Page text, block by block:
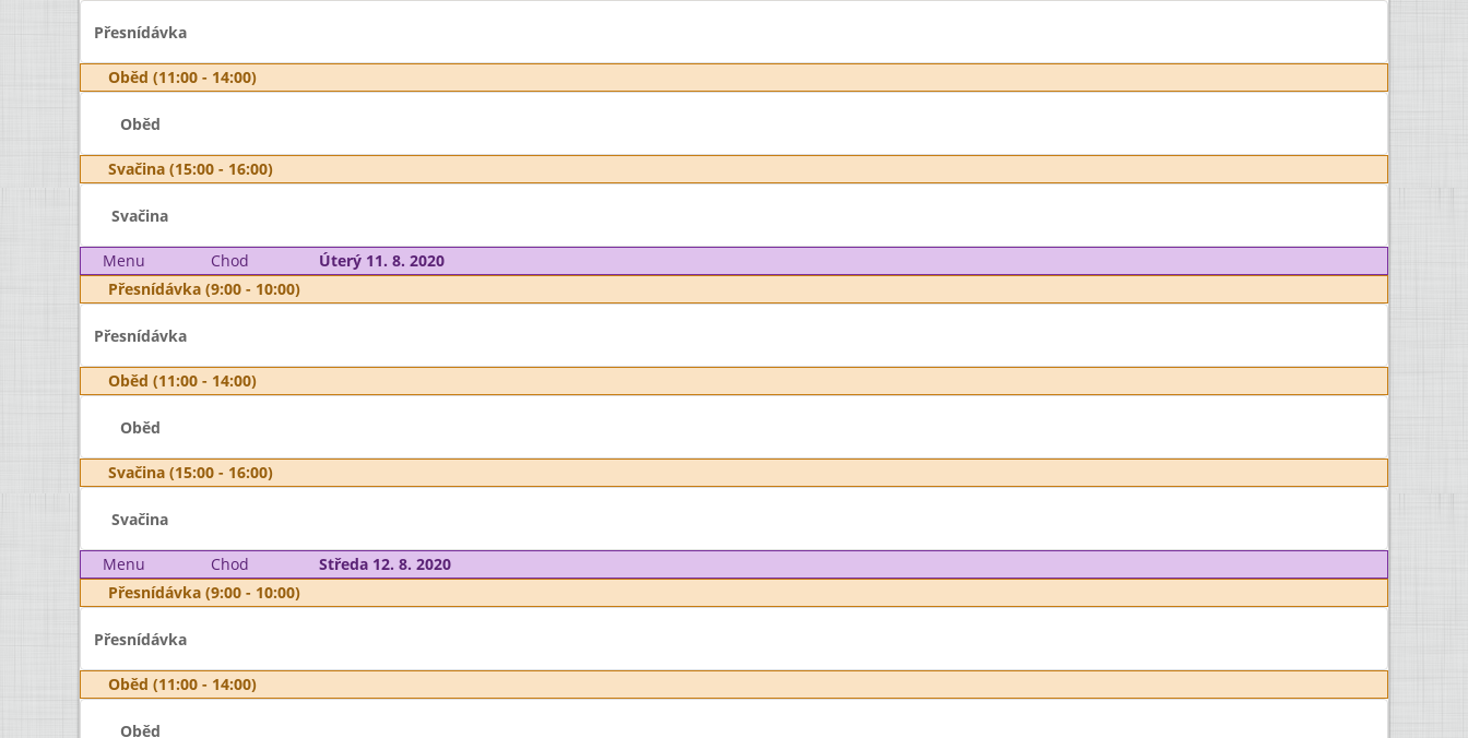
Přesnídávka
Oběd (11:00 - 14:00)
Oběd
Svačina (15:00 - 16:00)
Svačina
Menu Chod
Úterý 11. 8. 2020
Přesnídávka (9:00 - 10:00)
Přesnídávka
Oběd (11:00 - 14:00)
Oběd
Svačina (15:00 - 16:00)
Svačina
Menu Chod
Středa 12. 8. 2020
Přesnídávka (9:00 - 10:00)
Přesnídávka
Oběd (11:00 - 14:00)
Oběd